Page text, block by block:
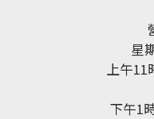
星
上午11
下午1